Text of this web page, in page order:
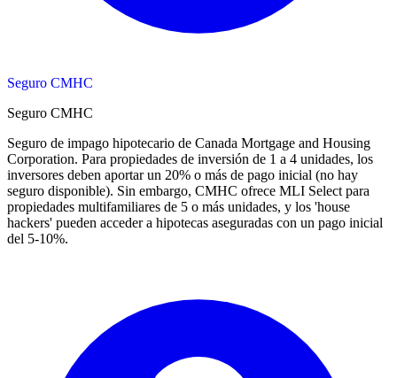
Seguro CMHC
Seguro CMHC
Seguro de impago hipotecario de Canada Mortgage and Housing
Corporation. Para propiedades de inversión de 1 a 4 unidades, los
inversores deben aportar un 20% o más de pago inicial (no hay
seguro disponible). Sin embargo, CMHC ofrece MLI Select para
propiedades multifamiliares de 5 o más unidades, y los 'house
hackers' pueden acceder a hipotecas aseguradas con un pago inicial
del 5-10%.